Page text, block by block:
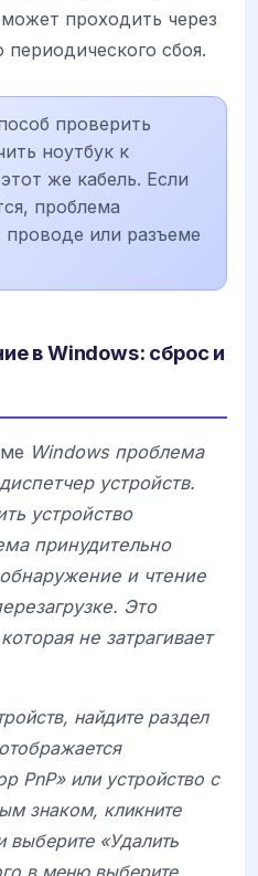
проходить через
сбоя.
проверить
ноутбук к
же кабель. Если
проблема
проводе или разъеме
в Windows: сброс и
Windows проблема
устройств.
устройство
принудительно
и чтение
Это
не затрагивает
найдите раздел
PnP» или устройство с
знаком, кликните
«Удалить